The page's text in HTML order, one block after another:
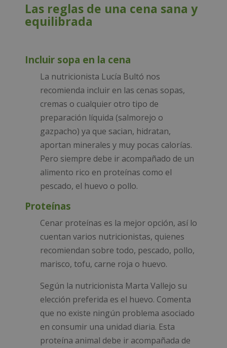
Las reglas de una cena sana y
equilibrada
Incluir sopa en la cena
La nutricionista Lucía Bultó nos
recomienda incluir en las cenas sopas,
cremas o cualquier otro tipo de
preparación líquida (salmorejo o
gazpacho) ya que sacian, hidratan,
aportan minerales y muy pocas calorías.
Pero siempre debe ir acompañado de un
alimento rico en proteínas como el
pescado, el huevo o pollo.
Proteínas
Cenar proteínas es la mejor opción, así lo
cuentan varios nutricionistas, quienes
recomiendan sobre todo, pescado, pollo,
marisco, tofu, carne roja o huevo.
Según la nutricionista Marta Vallejo su
elección preferida es el huevo. Comenta
que no existe ningún problema asociado
en consumir una unidad diaria. Esta
proteína animal debe ir acompañada de